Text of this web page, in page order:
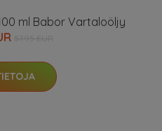
ml Babor Vartaloöljy